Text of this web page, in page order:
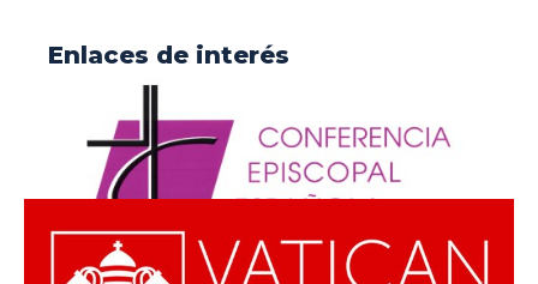
Enlaces de interés